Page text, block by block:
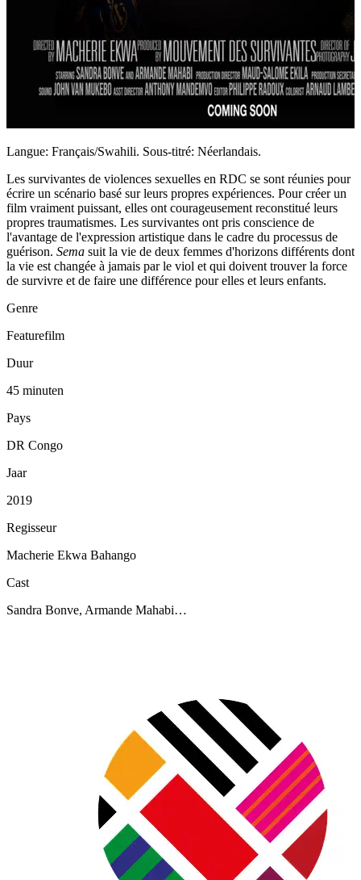
Langue: Français/Swahili. Sous-titré: Néerlandais.
Les survivantes de violences sexuelles en RDC se sont réunies pour
écrire un scénario basé sur leurs propres expériences. Pour créer un
film vraiment puissant, elles ont courageusement reconstitué leurs
propres traumatismes. Les survivantes ont pris conscience de
l'avantage de l'expression artistique dans le cadre du processus de
guérison. Sema suit la vie de deux femmes d'horizons différents dont
la vie est changée à jamais par le viol et qui doivent trouver la force
de survivre et de faire une différence pour elles et leurs enfants.
Genre
Featurefilm
Duur
45 minuten
Pays
DR Congo
Jaar
2019
Regisseur
Macherie Ekwa Bahango
Cast
Sandra Bonve, Armande Mahabi…